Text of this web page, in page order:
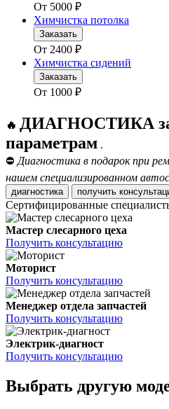
От 5000 ₽
Химчистка потолка
Заказать
От 2400 ₽
Химчистка сидений
Заказать
От 1000 ₽
🔥 ДИАГНОСТИКА за
параметрам .
⛔ Диагностика в подарок при
нашем специализированном
диагностика получить
Сертифицированные
Мастер слесарного цеха
Получить консультацию
Моторист
Получить консультацию
Менеджер отдела запчастей
Получить консультацию
Электрик-диагност
Получить консультацию
Выбрать другую